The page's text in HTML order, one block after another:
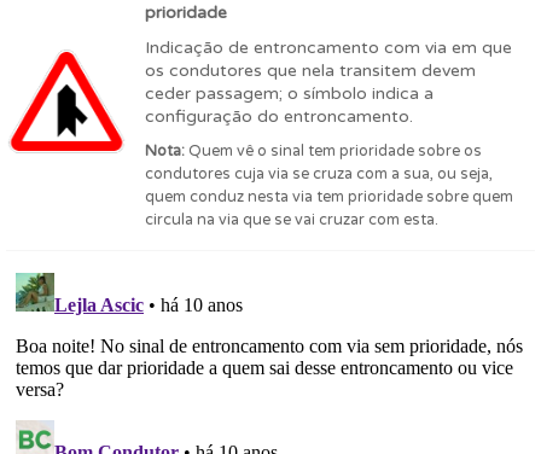
prioridade
Indicação de entroncamento com via em que
os condutores que nela transitem devem
ceder passagem; o símbolo indica a
configuração do entroncamento.
Nota: Quem vê o sinal tem prioridade sobre os
condutores cuja via se cruza com a sua, ou seja,
quem conduz nesta via tem prioridade sobre quem
circula na via que se vai cruzar com esta.